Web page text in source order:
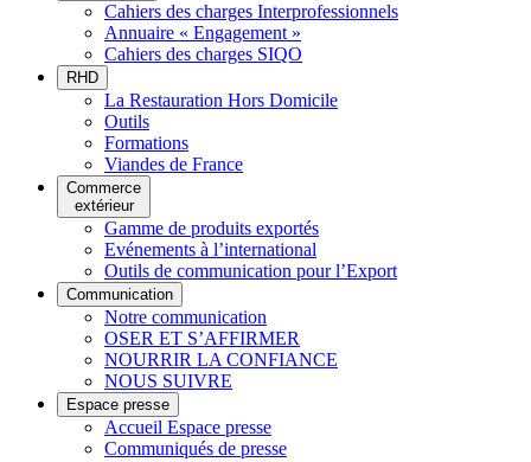
Cahiers des charges Interprofessionnels
Annuaire « Engagement »
Cahiers des charges SIQO
RHD
La Restauration Hors Domicile
Outils
Formations
Viandes de France
Commerce
extérieur
Gamme de produits exportés
Evénements à l’international
Outils de communication pour l’Export
Communication
Notre communication
OSER ET S’AFFIRMER
NOURRIR LA CONFIANCE
NOUS SUIVRE
Espace presse
Accueil Espace presse
Communiqués de presse